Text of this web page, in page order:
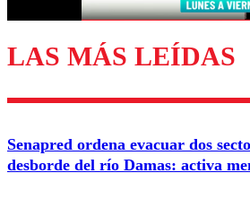
LAS MÁS LEÍDAS
Senapred ordena evacuar dos
desborde del río Damas: activa